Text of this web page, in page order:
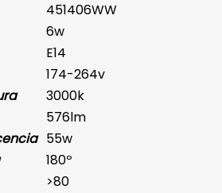
451406WW
6w
E14
174-264v
3000k
576lm
55w
180º
>80